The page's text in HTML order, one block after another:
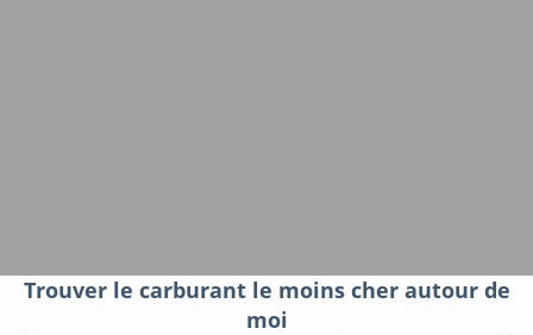
Trouver le carburant le moins cher autour de
moi